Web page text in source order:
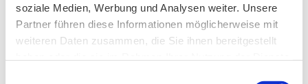
soziale Medien, Werbung und Analysen weiter. Unsere
Partner führen diese Informationen möglicherweise mit
weiteren Daten zusammen, die Sie ihnen bereitgestellt